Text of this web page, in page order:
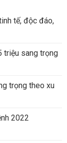
tế, độc đáo,
triệu sang trọng
trọng theo xu
2022